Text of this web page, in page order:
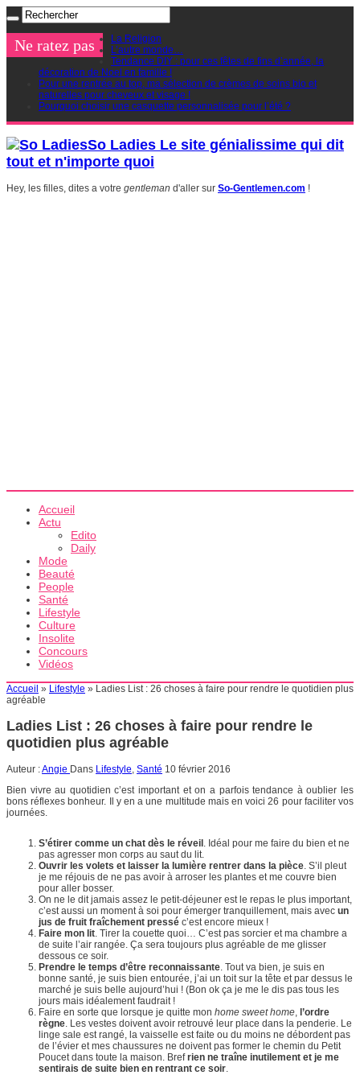
Ne ratez pas
La Religion
L’autre monde…
Tendance DIY : pour ces fêtes de fins d’année, la
décoration de Noel en famille !
Pour une rentrée au top, ma sélection de crèmes de soins bio et
naturelles pour cheveux et visage !
Pourquoi choisir une casquette personnalisée pour l’été ?
So Ladies Le site génialissime qui dit
tout et n'importe quoi
Hey, les filles, dites a votre gentleman d'aller sur So-Gentlemen.com !
Accueil
Actu
Edito
Daily
Mode
Beauté
People
Santé
Lifestyle
Culture
Insolite
Concours
Vidéos
Accueil » Lifestyle » Ladies List : 26 choses à faire pour rendre le quotidien plus
agréable
Ladies List : 26 choses à faire pour rendre le
quotidien plus agréable
Auteur :Angie Dans Lifestyle Santé 10 février 2016
Bien vivre au quotidien c’est important et on a parfois tendance à oublier les
bons réflexes bonheur. Il y en a une multitude mais en voici 26 pour faciliter vos
journées.
S’étirer comme un chat dès le réveil . Idéal pour me faire du bien et ne
pas agresser mon corps au saut du lit.
Ouvrir les volets et laisser la lumière rentrer dans la pièce . S’il pleut
je me réjouis de ne pas avoir à arroser les plantes et me couvre bien
pour aller bosser.
On ne le dit jamais assez le petit-déjeuner est le repas le plus important,
c’est aussi un moment à soi pour émerger tranquillement, mais avec un
jus de fruit fraîchement pressé c’est encore mieux !
Faire mon lit . Tirer la couette quoi… C’est pas sorcier et ma chambre a
de suite l’air rangée. Ça sera toujours plus agréable de me glisser
dessous ce soir.
Prendre le temps d’être reconnaissante . Tout va bien, je suis en
bonne santé, je suis bien entourée, j’ai un toit sur la tête et par dessus le
marché je suis belle aujourd’hui ! (Bon ok ça je me le dis pas tous les
jours mais idéalement faudrait !
Faire en sorte que lorsque je quitte mon home sweet home l’ordre
règne . Les vestes doivent avoir retrouvé leur place dans la penderie. Le
linge sale est rangé, la vaisselle est faite ou du moins ne débordent pas
de l’évier et mes chaussures ne doivent pas former le chemin du Petit
Poucet dans toute la maison. Brefrien ne traîne inutilement et je me
sentirais de suite bien en rentrant ce soir